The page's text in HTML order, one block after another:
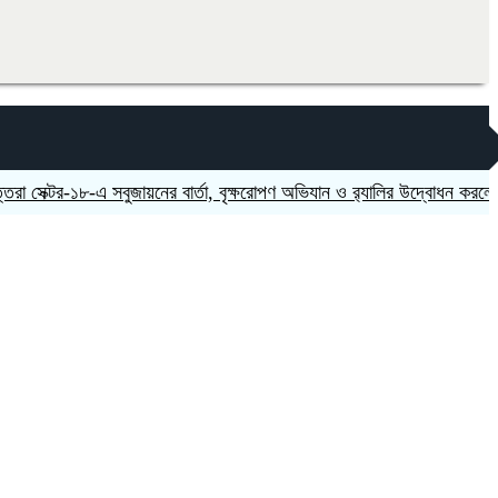
১৮-এ সবুজায়নের বার্তা, বৃক্ষরোপণ অভিযান ও র‍্যালির উদ্বোধন করলেন এমপি